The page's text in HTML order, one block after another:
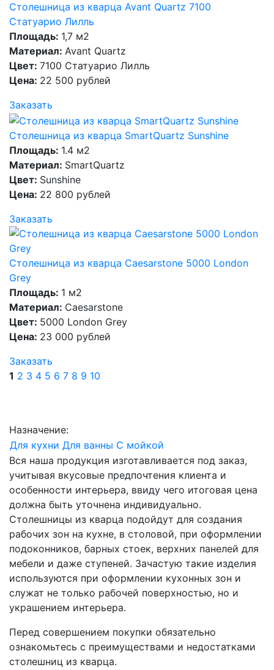
Столешница из кварца Avant Quartz 7100
Статуарио Лилль
Площадь: 1,7 м2
Материал: Avant Quartz
Цвет: 7100 Статуарио Лилль
Цена: 22 500 рублей
Заказать
Столешница из кварца SmartQuartz Sunshine
Площадь: 1.4 м2
Материал: SmartQuartz
Цвет: Sunshine
Цена: 22 800 рублей
Заказать
Столешница из кварца Caesarstone 5000 London
Grey
Площадь: 1 м2
Материал: Caesarstone
Цвет: 5000 London Grey
Цена: 23 000 рублей
Заказать
1 2 3 4 5 6 7 8 9 10
Назначение:
Для кухни Для ванны С мойкой
Вся наша продукция изготавливается под заказ,
учитывая вкусовые предпочтения клиента и
особенности интерьера, ввиду чего итоговая цена
должна быть уточнена индивидуально.
Столешницы из кварца подойдут для создания
рабочих зон на кухне, в столовой, при оформлении
подоконников, барных стоек, верхних панелей для
мебели и даже ступеней. Зачастую такие изделия
используются при оформлении кухонных зон и
служат не только рабочей поверхностью, но и
украшением интерьера.
Перед совершением покупки обязательно
ознакомьтесь с преимуществами и недостатками
столешниц из кварца.